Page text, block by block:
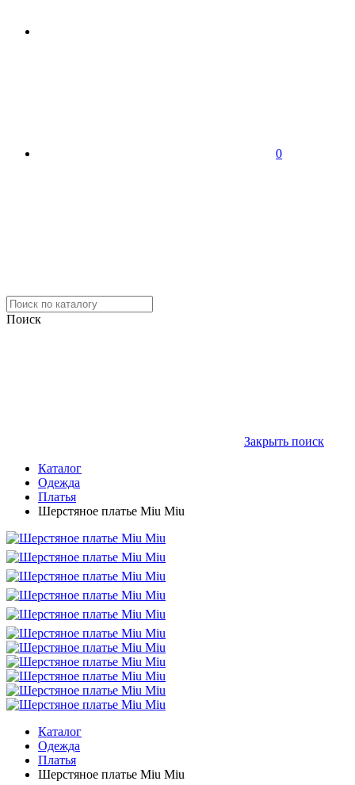
0
Поиск
Закрыть поиск
Каталог
Одежда
Платья
Шерстяное платье Miu Miu
Каталог
Одежда
Платья
Шерстяное платье Miu Miu